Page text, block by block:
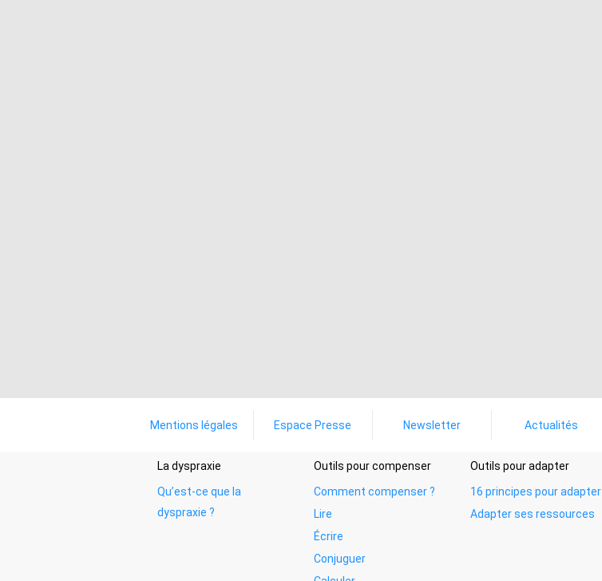
Mentions légales Espace Presse Newsletter Actualités
La dyspraxie
Qu’est-ce que la
dyspraxie ?
Outils pour compenser
Comment compenser ?
Lire
Écrire
Conjuguer
Outils pour adapter
16 principes pour adapter
Adapter ses ressources